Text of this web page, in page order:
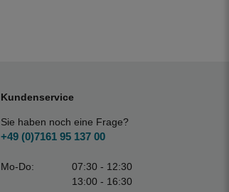
Kundenservice
Sie haben noch eine Frage?
+49 (0)7161 95 137 00
Mo-Do:
07:30 - 12:30
13:00 - 16:30